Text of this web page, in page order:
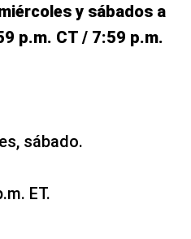
y sábados a
p.m. CT / 7:59 p.m.
sábado.
ET.